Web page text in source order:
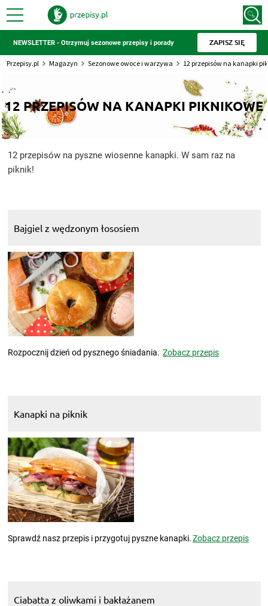
NEWSLETTER - Otrzymuj sezonowe przepisy i porady ZAPISZ SIĘ
Przepisy.pl Magazyn Sezonowe owoce i warzywa 12 przepisów na kanapki
12 PRZEPISÓW NA KANAPKI PIKNIKOWE
12 przepisów na pyszne wiosenne kanapki. W sam raz na
piknik!
Bajgiel z wędzonym łososiem
Rozpocznij dzień od pysznego śniadania. Zobacz przepis
Kanapki na piknik
Sprawdź nasz przepis i przygotuj pyszne kanapki.Zobacz przepis
Ciabatta z oliwkami i bakłażanem